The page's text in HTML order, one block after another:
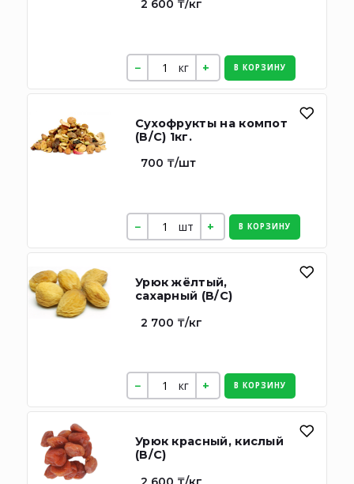
2 600 ₸/кг
кг В КОРЗИНУ
Сухофрукты на компот
(В/С) 1кг.
700 ₸/шт
шт В КОРЗИНУ
Урюк жёлтый,
сахарный (В/С)
2 700 ₸/кг
кг В КОРЗИНУ
Урюк красный, кислый
(В/С)